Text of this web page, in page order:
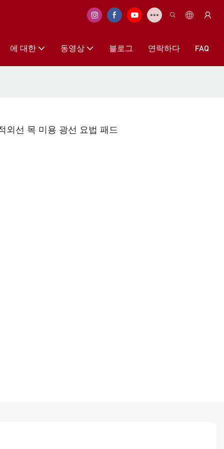
에 대한 동영상 블로그 연락하다 FAQ
외선 목 미용 광선 요법 패드